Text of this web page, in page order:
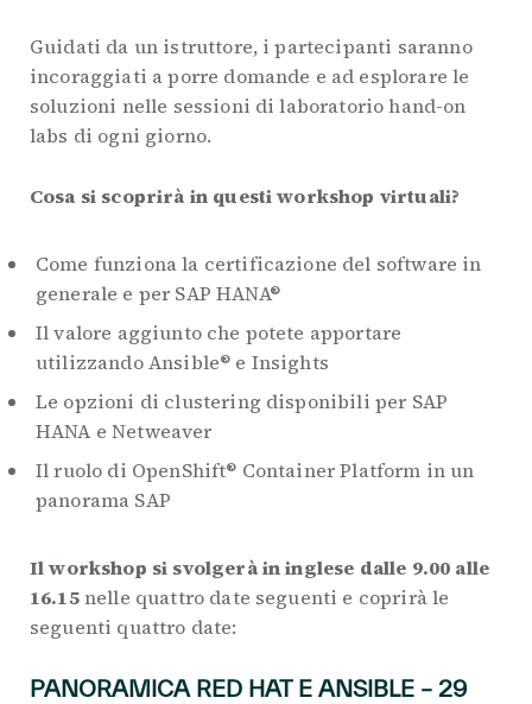
Guidati da un istruttore, i partecipanti saranno
incoraggiati a porre domande e ad esplorare le
soluzioni nelle sessioni di laboratorio hand-on
labs di ogni giorno.
Cosa si scoprirà in questi workshop virtuali?
Come funziona la certificazione del software in
generale e per SAP HANA®
Il valore aggiunto che potete apportare
utilizzando Ansible® e Insights
Le opzioni di clustering disponibili per SAP
HANA e Netweaver
Il ruolo di OpenShift® Container Platform in un
panorama SAP
Il workshop si svolgerà in inglese dalle 9.00 alle
16.15nelle quattro date seguenti e coprirà le
seguenti quattro date:
PANORAMICA RED HAT E ANSIBLE – 29